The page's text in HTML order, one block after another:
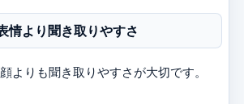
情より聞き取りやすさ
よりも聞き取りやすさが大切です。